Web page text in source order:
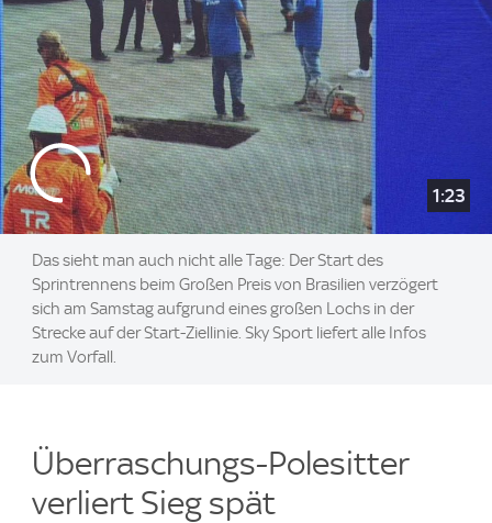
1:23
Das sieht man auch nicht alle Tage: Der Start des
Sprintrennens beim Großen Preis von Brasilien verzögert
sich am Samstag aufgrund eines großen Lochs in der
Strecke auf der Start-Ziellinie. Sky Sport liefert alle Infos
zum Vorfall.
Überraschungs-Polesitter
verliert Sieg spät